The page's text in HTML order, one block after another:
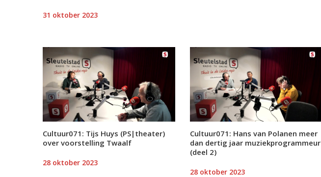
31 oktober 2023
Cultuur071: Tijs Huys (PS|theater)
over voorstelling Twaalf
28 oktober 2023
Cultuur071: Hans van Polanen meer
dan dertig jaar muziekprogrammeur
(deel 2)
28 oktober 2023